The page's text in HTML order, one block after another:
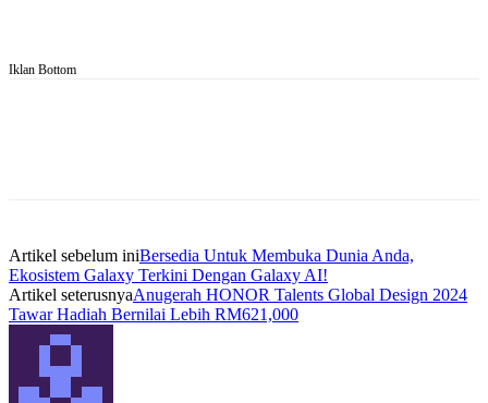
Iklan Bottom
Artikel sebelum iniBersedia Untuk Membuka Dunia Anda,
Ekosistem Galaxy Terkini Dengan Galaxy AI!
Artikel seterusnyaAnugerah HONOR Talents Global Design 2024
Tawar Hadiah Bernilai Lebih RM621,000